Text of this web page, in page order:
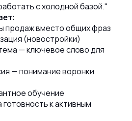
с холодной базой."
продаж вместо общих фраз
(новостройки)
— ключевое слово для
— понимание воронки
обучение
к активным